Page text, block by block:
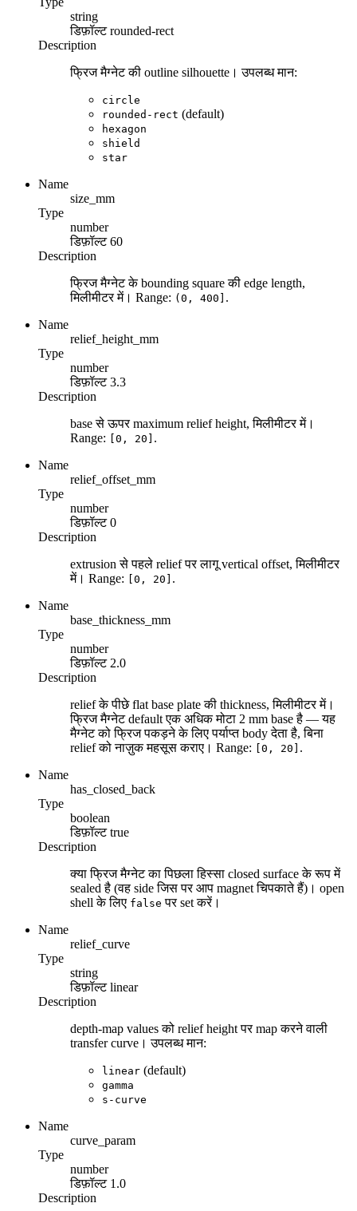
string
डिफ़ॉल्ट rounded-rect
Description
फ्रिज मैग्नेट की outline silhouette। उपलब्ध मान:
circle
rounded-rect (default)
hexagon
shield
star
Name
size_mm
Type
number
डिफ़ॉल्ट 60
Description
फ्रिज मैग्नेट के bounding square की edge length,
मिलीमीटर में। Range: (0, 400] .
Name
relief_height_mm
Type
number
डिफ़ॉल्ट 3.3
Description
base से ऊपर maximum relief height, मिलीमीटर में।
Range: [0, 20] .
Name
relief_offset_mm
Type
number
डिफ़ॉल्ट 0
Description
extrusion से पहले relief पर लागू vertical offset, मिलीमीटर
में। Range: [0, 20] .
Name
base_thickness_mm
Type
number
डिफ़ॉल्ट 2.0
Description
relief के पीछे flat base plate की thickness, मिलीमीटर में।
फ्रिज मैग्नेट default एक अधिक मोटा 2 mm base है — यह
मैग्नेट को फ्रिज पकड़ने के लिए पर्याप्त body देता है, बिना
relief को नाज़ुक महसूस कराए। Range: [0, 20] .
Name
has_closed_back
Type
boolean
डिफ़ॉल्ट true
Description
क्या फ्रिज मैग्नेट का पिछला हिस्सा closed surface के रूप में
sealed है (वह side जिस पर आप magnet चिपकाते हैं)। open
shell के लिए false पर set करें।
Name
relief_curve
Type
string
डिफ़ॉल्ट linear
Description
depth-map values को relief height पर map करने वाली
transfer curve। उपलब्ध मान:
linear (default)
gamma
s-curve
Name
curve_param
Type
number
डिफ़ॉल्ट 1.0
Description